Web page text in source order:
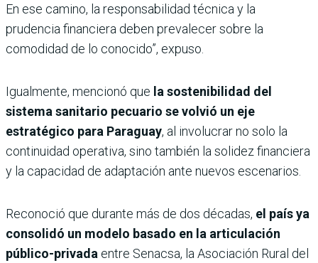
En ese camino, la responsabilidad técnica y la
prudencia financiera deben prevalecer sobre la
comodidad de lo conocido”, expuso.
Igualmente, mencionó que la sostenibilidad del
sistema sanitario pecuario se volvió un eje
estratégico para Paraguay, al involucrar no solo la
continuidad operativa, sino también la solidez financiera
y la capacidad de adaptación ante nuevos escenarios.
Reconoció que durante más de dos décadas, el país ya
consolidó un modelo basado en la articulación
público-privada entre Senacsa, la Asociación Rural del